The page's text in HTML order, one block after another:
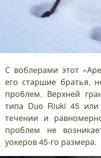
С воблерами этот
его старшие братья,
проблем. Верхней
типа Duo Riuki 45
течении и
проблем не
уокеров 45-го размера.